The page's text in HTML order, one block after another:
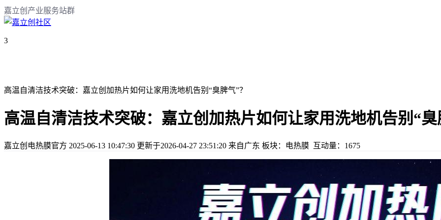
嘉立创产业服务站群
3
高温自清洁技术突破：嘉立创加热片如何让家用洗地机告别“臭脾气”？
高温自清洁技术突破：嘉立创加热片如何让家用洗地机告别“臭
嘉立创电热膜官方 2025-06-13 10:47:30 更新于2026-04-27 23:51:20 来自广东 板块：电热膜 互动量：1675